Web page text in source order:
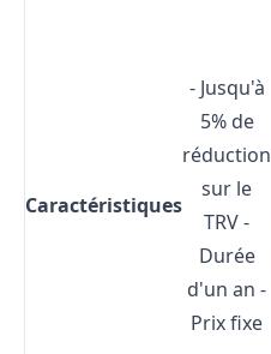
Caractéristiques
- Jusqu'à
5% de
réduction
sur le
TRV -
Durée
d'un an -
Prix fixe